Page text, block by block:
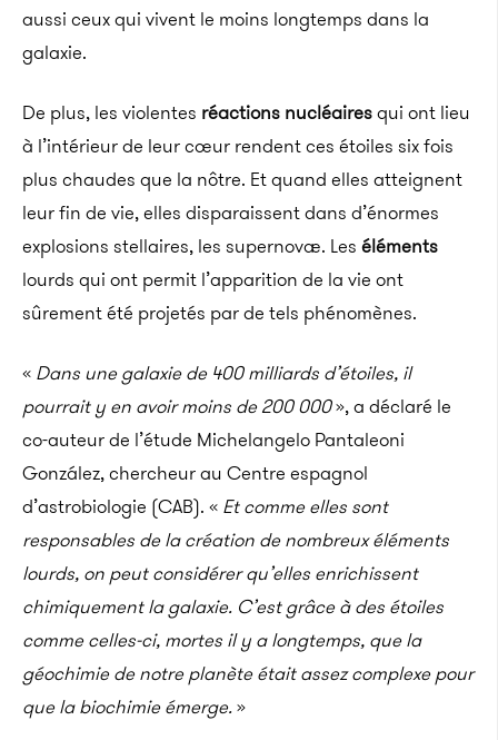
aussi ceux qui vivent le moins longtemps dans la
galaxie.
De plus, les violentes réactions nucléairesqui ont lieu
à l’intérieur de leur cœur rendent ces étoiles six fois
plus chaudes que la nôtre. Et quand elles atteignent
leur fin de vie, elles disparaissent dans d’énormes
explosions stellaires, les supernovæ. Les éléments
lourds qui ont permit l’apparition de la vie ont
sûrement été projetés par de tels phénomènes.
« Dans une galaxie de 400 milliards d’étoiles, il
pourrait y en avoir moins de 200 000», a déclaré le
co-auteur de l’étude Michelangelo Pantaleoni
González, chercheur au Centre espagnol
d’astrobiologie (CAB). « Et comme elles sont
responsables de la création de nombreux éléments
lourds, on peut considérer qu’elles enrichissent
chimiquement la galaxie. C’est grâce à des étoiles
comme celles-ci, mortes il y a longtemps, que la
géochimie de notre planète était assez complexe pour
que la biochimie émerge.»